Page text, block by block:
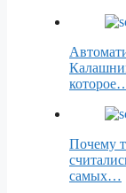
Почему
самых…